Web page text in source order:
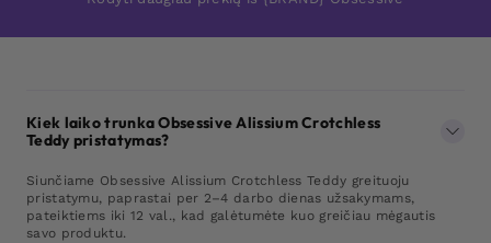
Kiek laiko trunka Obsessive Alissium Crotchless
Teddy pristatymas?
Siunčiame Obsessive Alissium Crotchless Teddy greituoju
pristatymu, paprastai per 2–4 darbo dienas užsakymams,
pateiktiems iki 12 val., kad galėtumėte kuo greičiau mėgautis
savo produktu.